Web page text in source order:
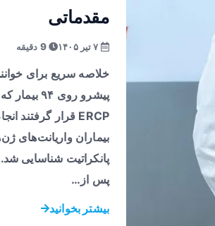
مقدماتی
9 دقیقه
خلاصه سریع برای
پیشرو روی
بیماران واریانت‌های
پانکراتیت شناسایی
پس از…
بیشتر بخوانید